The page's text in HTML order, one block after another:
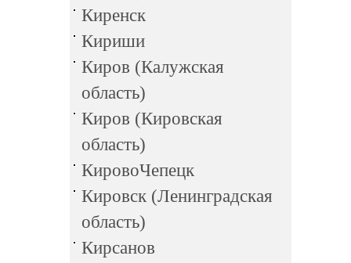
Киренск
Кириши
Киров (Калужская
область)
Киров (Кировская
область)
КировоЧепецк
Кировск (Ленинградская
область)
Кирсанов